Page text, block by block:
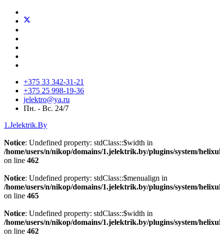
+375 33 342-31-21
+375 25 998-19-36
jelektro@ya.ru
Пн. - Вс. 24/7
1.Jelektrik.By
Notice: Undefined property: stdClass::$width in
/home/users/n/nikop/domains/1.jelektrik.by/plugins/system/
on line 462
Notice: Undefined property: stdClass::$menualign in
/home/users/n/nikop/domains/1.jelektrik.by/plugins/system/
on line 465
Notice: Undefined property: stdClass::$width in
/home/users/n/nikop/domains/1.jelektrik.by/plugins/system/
on line 462